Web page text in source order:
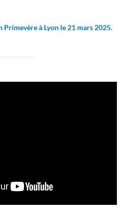
à Lyon le 21 mars 2025.